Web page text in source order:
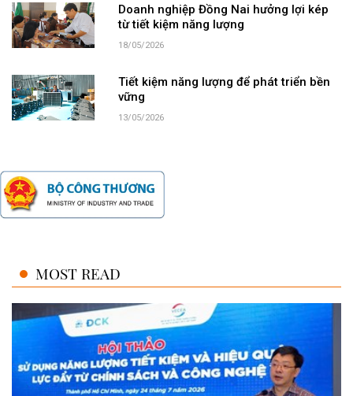
Doanh nghiệp Đồng Nai hưởng lợi kép
từ tiết kiệm năng lượng
18/05/2026
Tiết kiệm năng lượng để phát triển bền
vững
13/05/2026
MOST READ